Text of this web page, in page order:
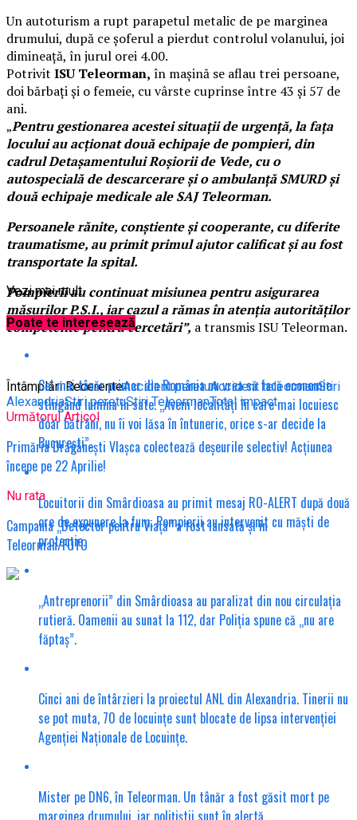
Un autoturism a rupt parapetul metalic de pe marginea
drumului, după ce șoferul a pierdut controlul volanului, joi
dimineață, în jurul orei 4.00.
Potrivit ISU Teleorman, în mașină se aflau trei persoane,
doi bărbaţi și o femeie, cu vârste cuprinse între 43 și 57 de
ani.
„Pentru gestionarea acestei situații de urgență, la fața
locului au acționat două echipaje de pompieri, din
cadrul Detașamentului Roșiorii de Vede, cu o
autospecială de descarcerare și o ambulanță SMURD și
două echipaje medicale ale SAJ Teleorman.
Persoanele rănite, conștiente și cooperante, cu diferite
traumatisme, au primit primul ajutor calificat și au fost
transportate la spital.
Pompierii au continuat misiunea pentru asigurarea
măsurilor P.S.I., iar cazul a rămas în atenția autorităților
competente pentru cercetări”, a transmis ISU Teleorman.
Întâmplări RecerenteAccident peretuAccident teleormanStiri
AlexandriaStiri peretuStiri TeleormanTotal impact
Următorul Articol
Primăria Drăgănești Vlașca colectează deșeurile selectiv! Acțiunea
începe pe 22 Aprilie!
Nu rata
Campania „Detector pentru Viață” a fost lansată și în
Teleorman/FOTO
Vezi mai mult
Poate te interesează
Cel mai tânăr primar din România nu vrea să facă economie
stingând lumina în sate. „Avem localități în care mai locuiesc
doar bătrâni, nu îi voi lăsa în întuneric, orice s-ar decide la
București”.
Locuitorii din Smârdioasa au primit mesaj RO-ALERT după două
ore de expunere la fum. Pompierii au intervenit cu măști de
protecție.
„Antreprenorii” din Smârdioasa au paralizat din nou circulația
rutieră. Oamenii au sunat la 112, dar Poliția spune că „nu are
făptaș”.
Cinci ani de întârzieri la proiectul ANL din Alexandria. Tinerii nu
se pot muta, 70 de locuințe sunt blocate de lipsa intervenției
Agenției Naționale de Locuințe.
Mister pe DN6, în Teleorman. Un tânăr a fost găsit mort pe
marginea drumului, iar polițiștii sunt în alertă.